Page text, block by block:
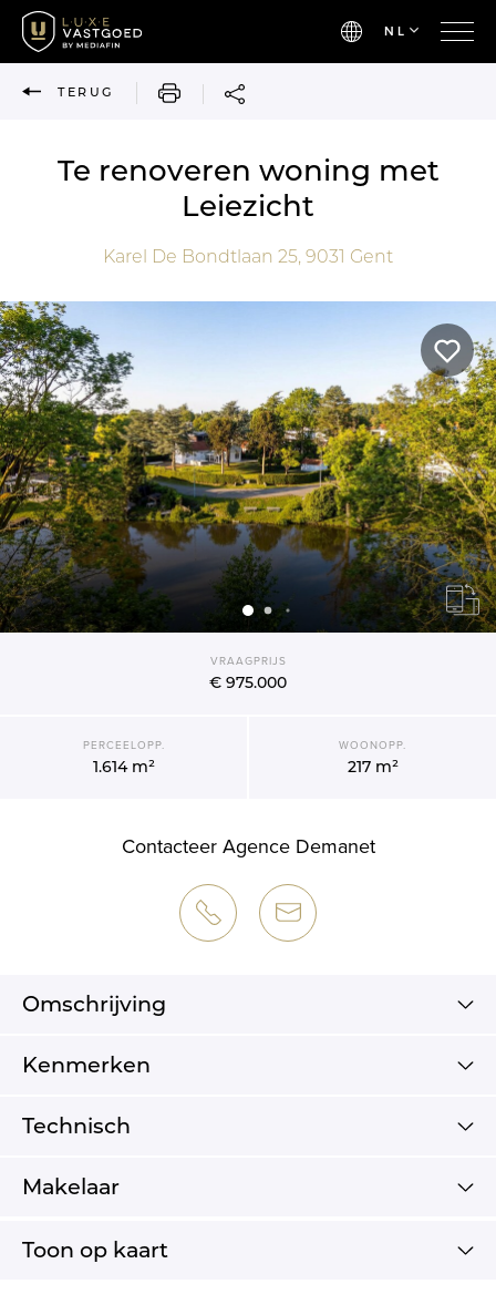
NL
TERUG AFDRUKKEN
Te renoveren woning met
Leiezicht
Karel De Bondtlaan 25, 9031 Gent
VRAAGPRIJS
€ 975.000
PERCEELOPP.
1.614 m²
WOONOPP.
217 m²
Contacteer Agence Demanet
Omschrijving
Kenmerken
Technisch
Makelaar
Toon op kaart